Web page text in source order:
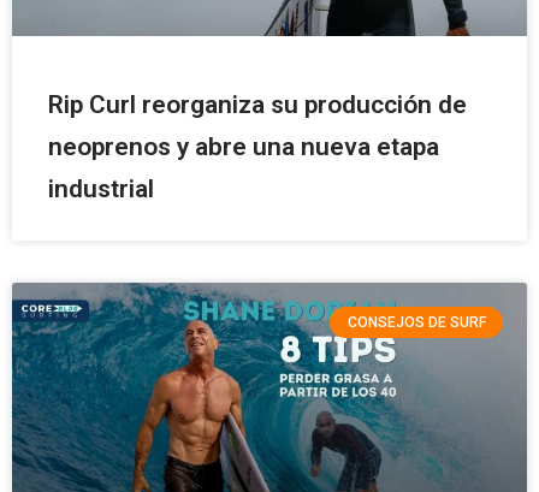
Rip Curl reorganiza su producción de
neoprenos y abre una nueva etapa
industrial
CONSEJOS DE SURF